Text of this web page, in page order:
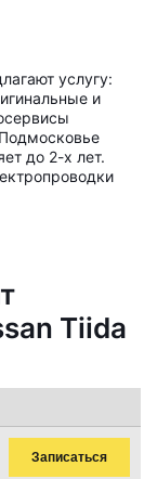
услугу:
и
до 2-х лет.
Tiida
Записаться